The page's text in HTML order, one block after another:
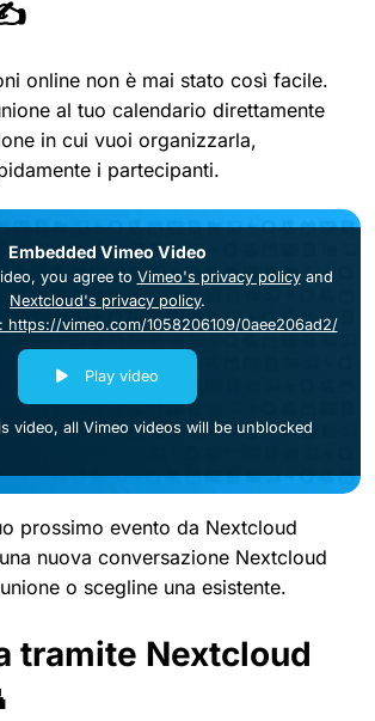
online non è mai stato così facile.
al tuo calendario direttamente
in cui vuoi organizzarla,
i partecipanti.
Embedded Vimeo Video
you agree to Vimeo's privacy policyand
Nextcloud's privacy policy.
https://vimeo.com/1058206109/0aee206ad2/
Play video
video, all Vimeo videos will be unblocked
prossimo evento da Nextcloud
nuova conversazione Nextcloud
o scegline una esistente.
tramite Nextcloud